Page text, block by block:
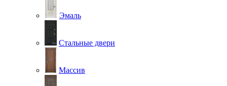
Эмаль
Стальные двери
Массив